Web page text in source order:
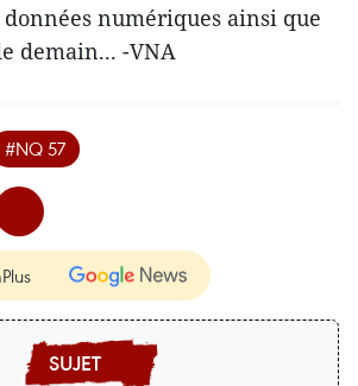
numériques ainsi que
demain... -VNA
#NQ 57